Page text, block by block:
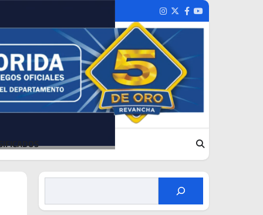
Instagram
TwitterFacebook
Youtube